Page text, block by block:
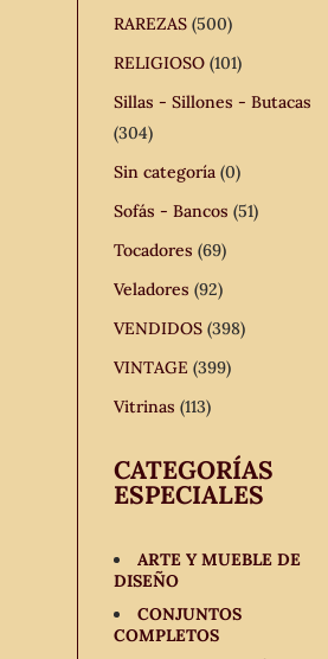
RAREZAS (500)
RELIGIOSO (101)
Sillas - Sillones - Butacas
(304)
Sin categoría (0)
Sofás - Bancos (51)
Tocadores (69)
Veladores (92)
VENDIDOS (398)
VINTAGE (399)
Vitrinas (113)
CATEGORÍAS
ESPECIALES
ARTE Y MUEBLE DE
DISEÑO
CONJUNTOS
COMPLETOS